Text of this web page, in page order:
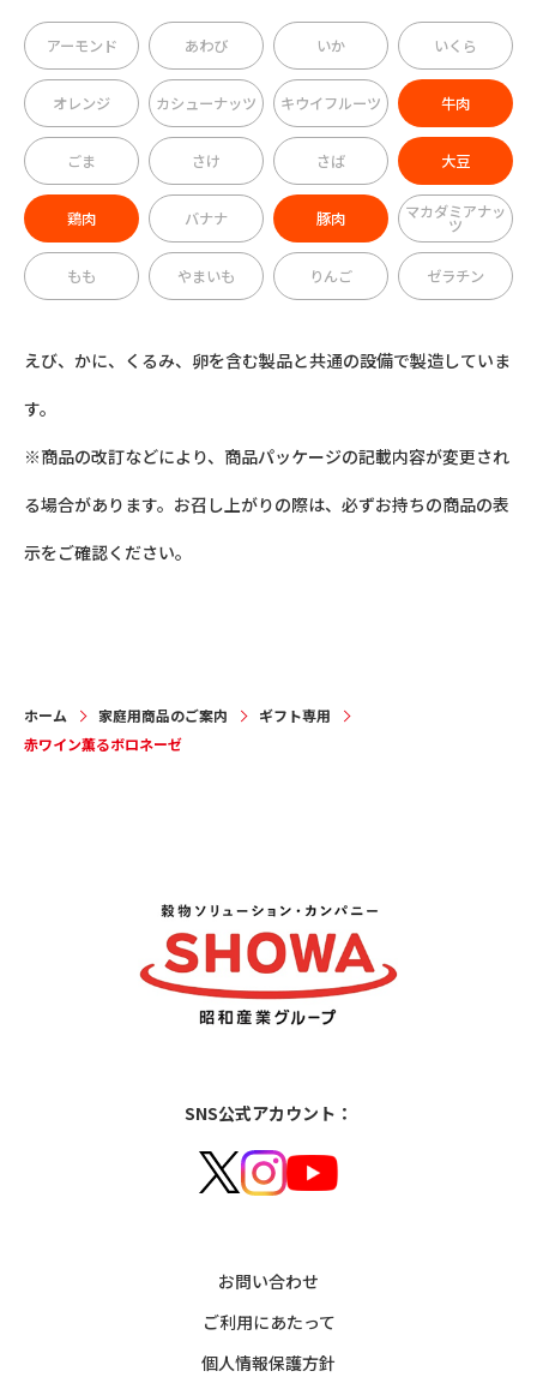
アーモンド あわび いか いくら
オレンジ カシューナッツ キウイフルーツ 牛肉
ごま さけ さば 大豆
鶏肉 バナナ 豚肉 マカダミアナッ
ツ
もも やまいも りんご ゼラチン
えび、かに、くるみ、卵を含む製品と共通の設備で製造していま
す。
※商品の改訂などにより、商品パッケージの記載内容が変更され
る場合があります。お召し上がりの際は、必ずお持ちの商品の表
示をご確認ください。
ホーム 家庭用商品のご案内
ギフト専用
赤ワイン薫るボロネーゼ
SNS公式アカウント：
お問い合わせ
ご利用にあたって
個人情報保護方針